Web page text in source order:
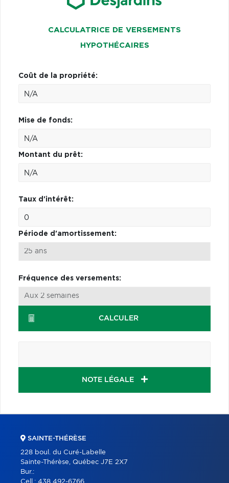
CALCULATRICE DE VERSEMENTS
HYPOTHÉCAIRES
Coût de la propriété:
Mise de fonds:
Montant du prêt:
Taux d'intérêt:
Période d'amortissement:
Fréquence des versements:
CALCULER
NOTE LÉGALE
SAINTE-THÉRÈSE
228 boul. du Curé-Labelle
Sainte-Thérèse, Québec J7E 2X7
Bur.:
Cell.: 438 492-6766